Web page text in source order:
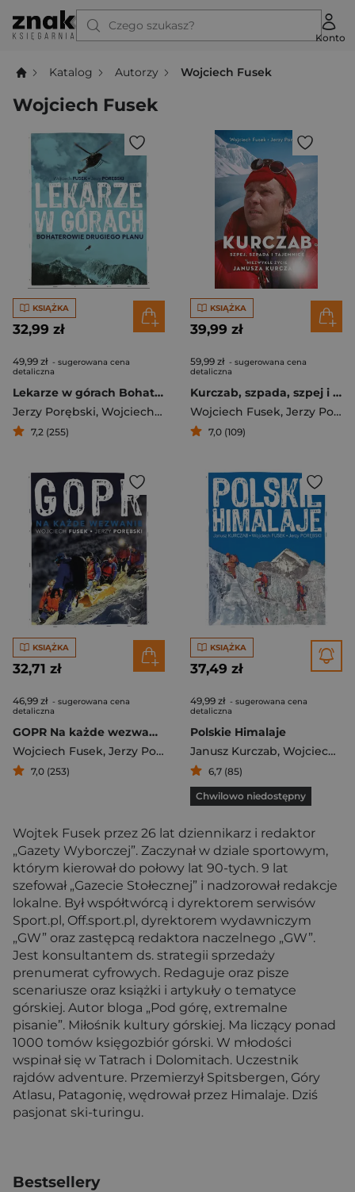
Czego szukasz?
Konto
Katalog Autorzy Wojciech Fusek
Wojciech Fusek
KSIĄŻKA
32,99 zł
49,99 zł - sugerowana cena
detaliczna
Lekarze w górach Bohaterowie drugiego planu
Jerzy Porębski, Wojciech Fusek
7,2 (255)
KSIĄŻKA
39,99 zł
59,99 zł - sugerowana cena
detaliczna
Kurczab, szpada, szpej i tajemnice. Niezwykłe życie Janusza Kurczaba
Wojciech Fusek, Jerzy Porębski
7,0 (109)
KSIĄŻKA
32,71 zł
46,99 zł - sugerowana cena
detaliczna
GOPR Na każde wezwanie
Wojciech Fusek, Jerzy Porębski
7,0 (253)
KSIĄŻKA
37,49 zł
49,99 zł - sugerowana cena
detaliczna
Polskie Himalaje
Janusz Kurczab, Wojciech Fusek
6,7 (85)
Chwilowo niedostępny
Wojtek Fusek przez 26 lat dziennikarz i redaktor
„Gazety Wyborczej”. Zaczynał w dziale sportowym,
którym kierował do połowy lat 90-tych. 9 lat
szefował „Gazecie Stołecznej” i nadzorował redakcje
lokalne. Był współtwórcą i dyrektorem serwisów
Sport.pl, Off.sport.pl, dyrektorem wydawniczym
„GW” oraz zastępcą redaktora naczelnego „GW”.
Jest konsultantem ds. strategii sprzedaży
prenumerat cyfrowych. Redaguje oraz pisze
scenariusze oraz książki i artykuły o tematyce
górskiej. Autor bloga „Pod górę, extremalne
pisanie”. Miłośnik kultury górskiej. Ma liczący ponad
1000 tomów księgozbiór górski. W młodości
wspinał się w Tatrach i Dolomitach. Uczestnik
rajdów adventure. Przemierzył Spitsbergen, Góry
Atlasu, Patagonię, wędrował przez Himalaje. Dziś
pasjonat ski-turingu.
Bestsellery